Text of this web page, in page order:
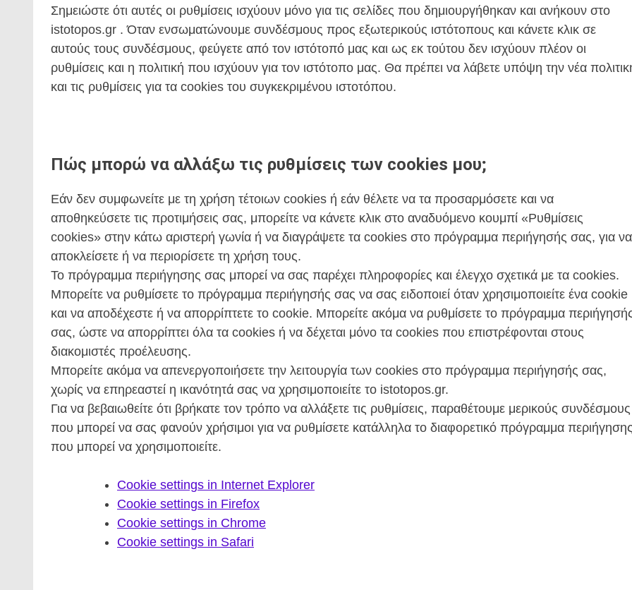
Σημειώστε ότι αυτές οι ρυθμίσεις ισχύουν μόνο για τις σελίδες που δημιουργήθηκαν και ανήκουν στο
istotopos.gr . Όταν ενσωματώνουμε συνδέσμους προς εξωτερικούς ιστότοπους και κάνετε κλικ σε
αυτούς τους συνδέσμους, φεύγετε από τον ιστότοπό μας και ως εκ τούτου δεν ισχύουν πλέον οι
ρυθμίσεις και η πολιτική που ισχύουν για τον ιστότοπο μας. Θα πρέπει να λάβετε υπόψη την νέα
και τις ρυθμίσεις για τα cookies του συγκεκριμένου ιστοτόπου.
Πώς μπορώ να αλλάξω τις ρυθμίσεις των cookies μου;
Εάν δεν συμφωνείτε με τη χρήση τέτοιων cookies ή εάν θέλετε να τα προσαρμόσετε και να
αποθηκεύσετε τις προτιμήσεις σας, μπορείτε να κάνετε κλικ στο αναδυόμενο κουμπί «Ρυθμίσεις
cookies» στην κάτω αριστερή γωνία ή να διαγράψετε τα cookies στο πρόγραμμα περιήγησής σας, για να
αποκλείσετε ή να περιορίσετε τη χρήση τους.
Το πρόγραμμα περιήγησης σας μπορεί να σας παρέχει πληροφορίες και έλεγχο σχετικά με τα cookies.
Μπορείτε να ρυθμίσετε το πρόγραμμα περιήγησής σας να σας ειδοποιεί όταν χρησιμοποιείτε ένα cookie
και να αποδέχεστε ή να απορρίπτετε το cookie. Μπορείτε ακόμα να ρυθμίσετε το πρόγραμμα
σας, ώστε να απορρίπτει όλα τα cookies ή να δέχεται μόνο τα cookies που επιστρέφονται στους
διακομιστές προέλευσης.
Μπορείτε ακόμα να απενεργοποιήσετε την λειτουργία των cookies στο πρόγραμμα περιήγησής σας,
χωρίς να επηρεαστεί η ικανότητά σας να χρησιμοποιείτε το istotopos.gr.
Για να βεβαιωθείτε ότι βρήκατε τον τρόπο να αλλάξετε τις ρυθμίσεις, παραθέτουμε μερικούς συνδέσμους
που μπορεί να σας φανούν χρήσιμοι για να ρυθμίσετε κατάλληλα το διαφορετικό πρόγραμμα
που μπορεί να χρησιμοποιείτε.
Cookie settings in Internet Explorer
Cookie settings in Firefox
Cookie settings in Chrome
Cookie settings in Safari